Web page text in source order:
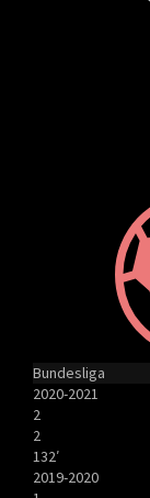
Bundesliga
2020-2021
2
2
132′
2019-2020